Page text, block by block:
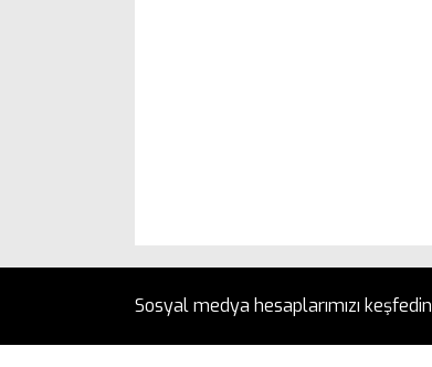
Sosyal medya hesaplarımızı keşfedin